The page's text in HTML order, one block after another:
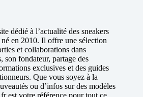
dédié à l’actualité des sneakers
en 2010. Il offre une sélection
et collaborations dans
son fondateur, partage des
exclusives et des guides
Que vous soyez à la
ou d’infos sur des modèles